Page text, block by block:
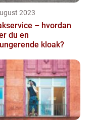
2023
– hvordan
du en
kloak?